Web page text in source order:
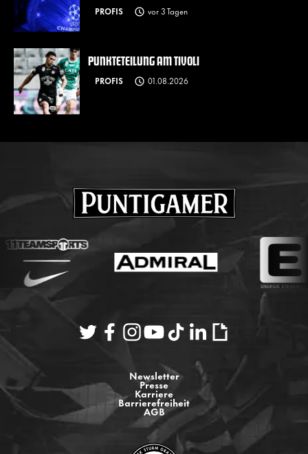
PROFIS vor 3 Tagen
PUNKTETEILUNG AM TIVOLI
PROFIS 01.08.2026
Newsletter
Presse
Karriere
Barrierefreiheit
AGB